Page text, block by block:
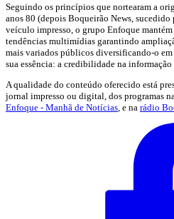
Seguindo os princípios que nortearam a
anos 80 (depois Boqueirão News,
veículo impresso, o grupo Enfoque
tendências multimídias garantindo
mais variados públicos diversificando-o em
sua essência: a credibilidade na informação
A qualidade do conteúdo oferecido está
jornal impresso ou digital, dos programas
Enfoque - Manhã de Notícias , e na rádio